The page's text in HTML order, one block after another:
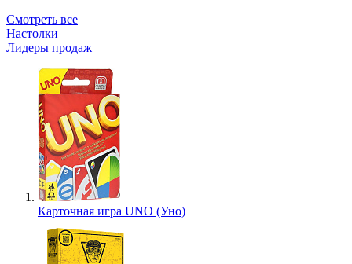
Смотреть все
Настолки
Лидеры продаж
Карточная игра UNO (Уно)